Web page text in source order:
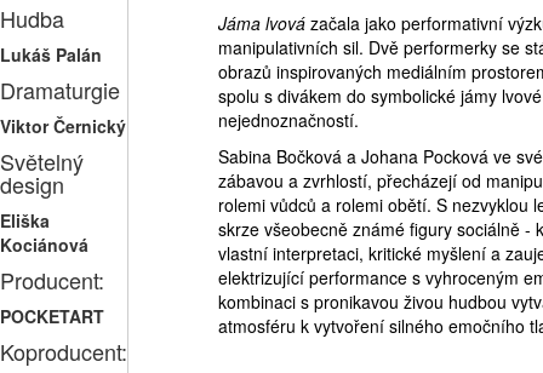
Hudba
Lukáš Palán
Dramaturgie
Viktor Černický
Světelný
design
Eliška
Kociánová
Producent:
POCKETART
Koproducent:
Jáma lvová začala jako performativní
manipulativních sil. Dvě performerky se
obrazů inspirovaných mediálním
spolu s divákem do symbolické jámy
nejednoznačností.
Sabina Bočková a Johana Pocková ve
zábavou a zvrhlostí, přecházejí od
rolemi vůdců a rolemi obětí. S nezvyklou
skrze všeobecně známé figury sociálně
vlastní interpretaci, kritické myšlení a
elektrizující performance s vyhroceným
kombinaci s pronikavou živou hudbou
atmosféru k vytvoření silného emočního